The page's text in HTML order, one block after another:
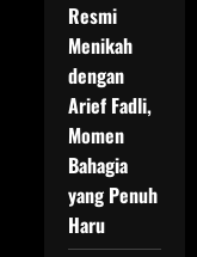
Resmi
Menikah
dengan
Arief Fadli,
Momen
Bahagia
yang Penuh
Haru